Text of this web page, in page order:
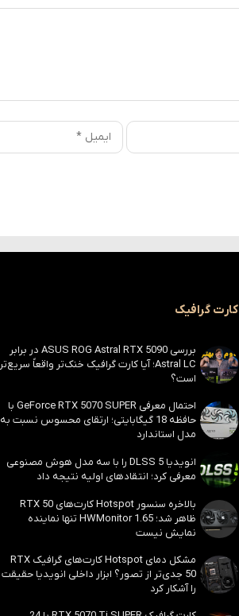
کارت گرافیک
بررسی ASUS ROG Astral RTX 5090 در برابر
Astral LC؛ آیا کارت گرافیک خنک‌تر واقعاً سریع‌تر
است؟
احتمال معرفی GeForce RTX 5070 SUPER با
حافظه 18 گیگابایتی؛ ارتقای محسوس نسبت به
مدل استاندارد
انویدیا DLSS 5 را با سه مدل هوش مصنوعی
معرفی کرد؛ انتقادهای اولیه نتیجه داد
بالاخره سنسور Hotspot کارت‌های RTX 50
ظاهر شد؛ HWMonitor 1.65 تنها نماینده
نمایش نیست
مشکل دمای Hotspot کارت‌های گرافیک RTX
50 جدی‌تر از تصور؟ ابزار داخلی انویدیا حقیقت
را آشکار کرد